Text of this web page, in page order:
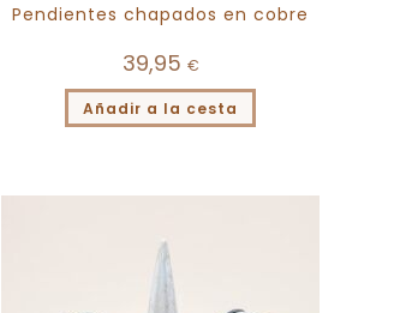
Pendientes chapados en cobre
39,95 €
Añadir a la cesta